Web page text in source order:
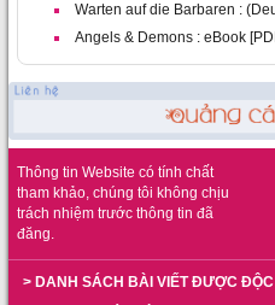
Warten auf die Barbaren :
Angels & Demons : eBook
Thông tin Website có tính chất
tham khảo, chúng tôi không chịu
trách nhiệm trước thông tin đã
đăng.
> DANH SÁCH BÀI VIẾT ĐƯỢC